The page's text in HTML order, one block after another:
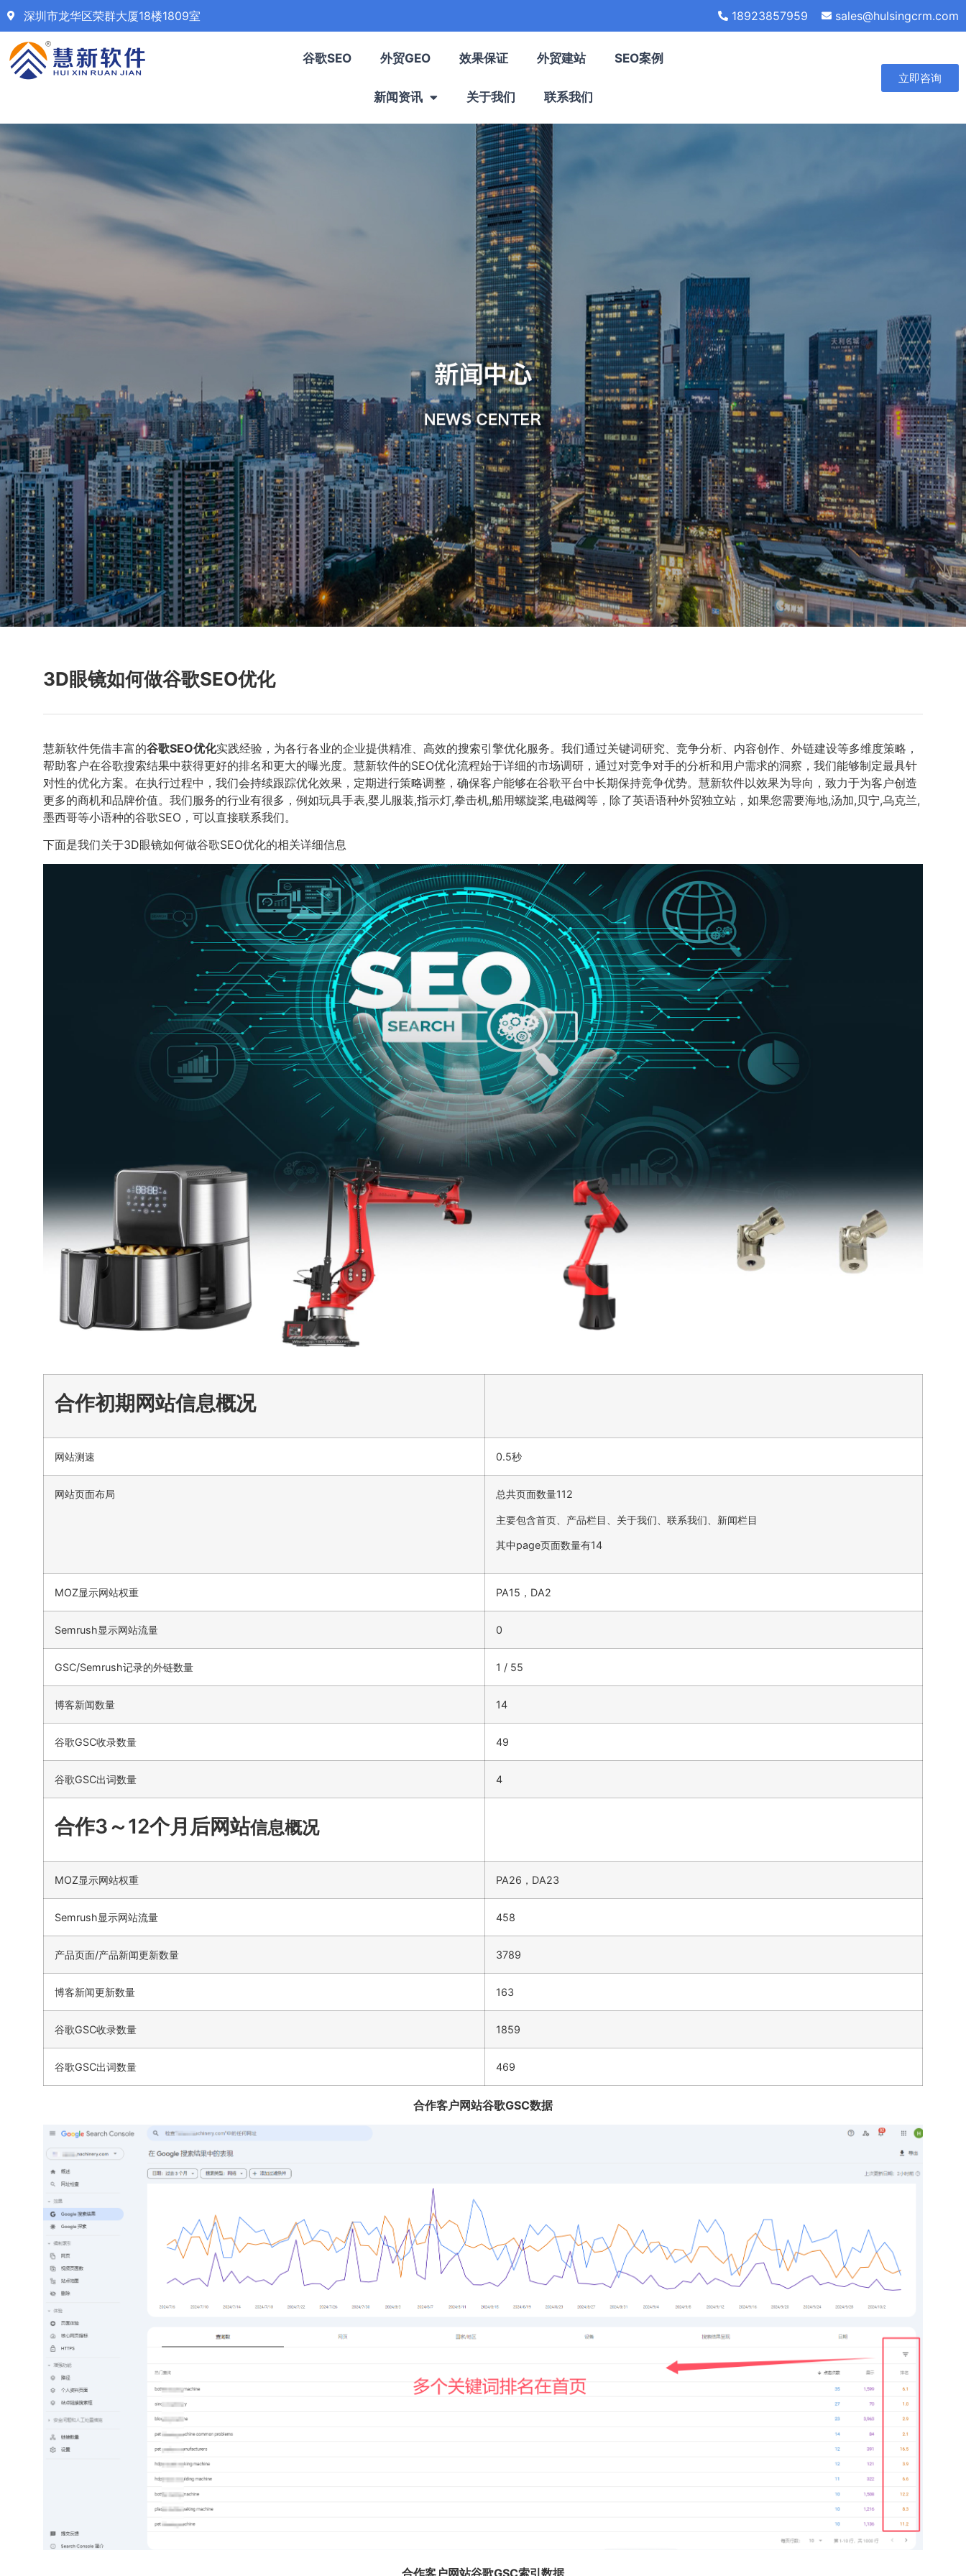
深圳市龙华区荣群大厦18楼1809室 18923857959 sales@hulsingcrm.com
谷歌SEO 外贸GEO 效果保证 外贸建站 SEO案例
新闻资讯 关于我们 联系我们
立即咨询
3D眼镜如何做谷歌SEO优化
慧新软件凭借丰富的谷歌SEO优化实践经验，为各行各业的企业提供精准、高效的搜索引擎优化服务。我们通过关键词研究、竞争分析、内容创作、外链建设等多维度策略，
帮助客户在谷歌搜索结果中获得更好的排名和更大的曝光度。慧新软件的SEO优化流程始于详细的市场调研，通过对竞争对手的分析和用户需求的洞察，我们能够制定最具针
对性的优化方案。在执行过程中，我们会持续跟踪优化效果，定期进行策略调整，确保客户能够在谷歌平台中长期保持竞争优势。慧新软件以效果为导向，致力于为客户创造
更多的商机和品牌价值。我们服务的行业有很多，例如玩具手表,婴儿服装,指示灯,拳击机,船用螺旋桨,电磁阀等，除了英语语种外贸独立站，如果您需要海地,汤加,贝宁,乌克兰,
墨西哥等小语种的谷歌SEO，可以直接联系我们。
下面是我们关于3D眼镜如何做谷歌SEO优化的相关详细信息
合作初期网站信息概况
网站测速 0.5秒
网站页面布局 总共页面数量112
主要包含首页、产品栏目、关于我们、联系我们、新闻栏目
其中page页面数量有14
MOZ显示网站权重 PA15，DA2
Semrush显示网站流量 0
GSC/Semrush记录的外链数量 1 / 55
博客新闻数量 14
谷歌GSC收录数量 49
谷歌GSC出词数量 4
合作3～12个月后网站信息概况
MOZ显示网站权重 PA26，DA23
Semrush显示网站流量 458
产品页面/产品新闻更新数量 3789
博客新闻更新数量 163
谷歌GSC收录数量 1859
谷歌GSC出词数量 469
合作客户网站谷歌GSC数据